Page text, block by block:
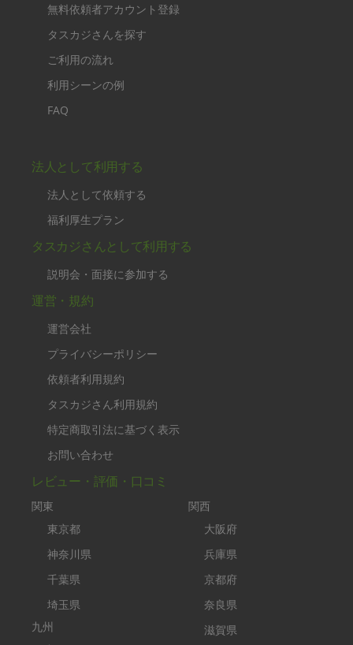
無料依頼者アカウント登録
タスカジさんを探す
ご利用の流れ
利用シーンの例
FAQ
法人として利用する
法人として依頼する
福利厚生プラン
タスカジさんとして利用する
説明会・面接に参加する
運営・規約
運営会社
プライバシーポリシー
依頼者利用規約
タスカジさん利用規約
特定商取引法に基づく表示
お問い合わせ
レビュー・評価・口コミ
関東
東京都
神奈川県
千葉県
埼玉県
九州
関西
大阪府
兵庫県
京都府
奈良県
滋賀県